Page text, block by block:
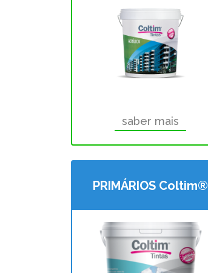
saber mais
PRIMÁRIOS Coltim®